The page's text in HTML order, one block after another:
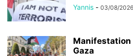
Yannis - 03/08/2026
Manifestation
Gaza